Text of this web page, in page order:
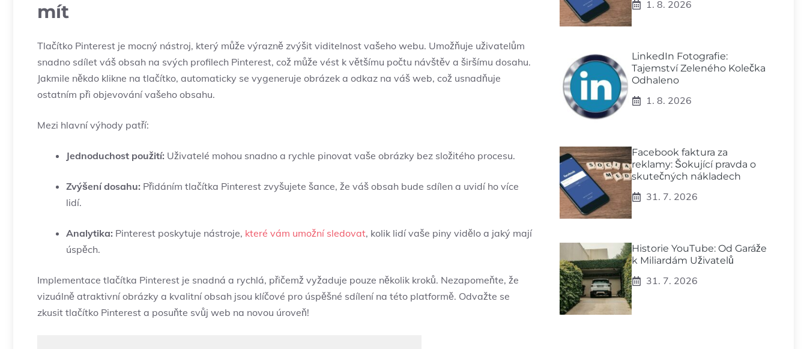
mít
Tlačítko Pinterest je mocný nástroj, který může výrazně zvýšit viditelnost vašeho webu. Umožňuje uživatelům
snadno sdílet váš obsah na svých profilech Pinterest, což může vést k většímu počtu návštěv a širšímu dosahu.
Jakmile někdo klikne na tlačítko, automaticky se vygeneruje obrázek a odkaz na váš web, což usnadňuje
ostatním při objevování vašeho obsahu.
Mezi hlavní výhody patří:
Jednoduchost použití: Uživatelé mohou snadno a rychle pinovat vaše obrázky bez složitého procesu.
Zvýšení dosahu: Přidáním tlačítka Pinterest zvyšujete šance, že váš obsah bude sdílen a uvidí ho více
lidí.
Analytika: Pinterest poskytuje nástroje, které vám umožní sledovat, kolik lidí vaše piny vidělo a jaký mají
úspěch.
Implementace tlačítka Pinterest je snadná a rychlá, přičemž vyžaduje pouze několik kroků. Nezapomeňte, že
vizuálně atraktivní obrázky a kvalitní obsah jsou klíčové pro úspěšné sdílení na této platformě. Odvažte se
zkusit tlačítko Pinterest a posuňte svůj web na novou úroveň!
1. 8. 2026
LinkedIn Fotografie:
Tajemství Zeleného Kolečka
Odhaleno
1. 8. 2026
Facebook faktura za
reklamy: Šokující pravda o
skutečných nákladech
31. 7. 2026
Historie YouTube: Od Garáže
k Miliardám Uživatelů
31. 7. 2026